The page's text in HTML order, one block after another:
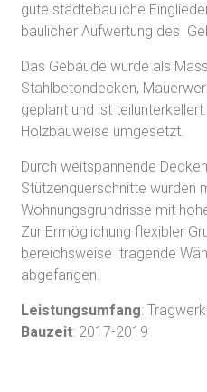
gute städtebauliche
baulicher Aufwertung des
Das Gebäude wurde als
Stahlbetondecken,
geplant und ist
Holzbauweise umgesetzt.
Durch weitspannende
Stützenquerschnitte wurden
Wohnungsgrundrisse mit
Zur Ermöglichung flexibler
bereichsweise tragende
abgefangen.
Leistungsumfang:
Bauzeit: 2017-2019